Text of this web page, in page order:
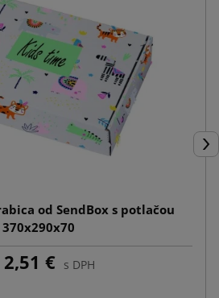
od SendBox s potlačou
370x290x70
2,51 € s DPH